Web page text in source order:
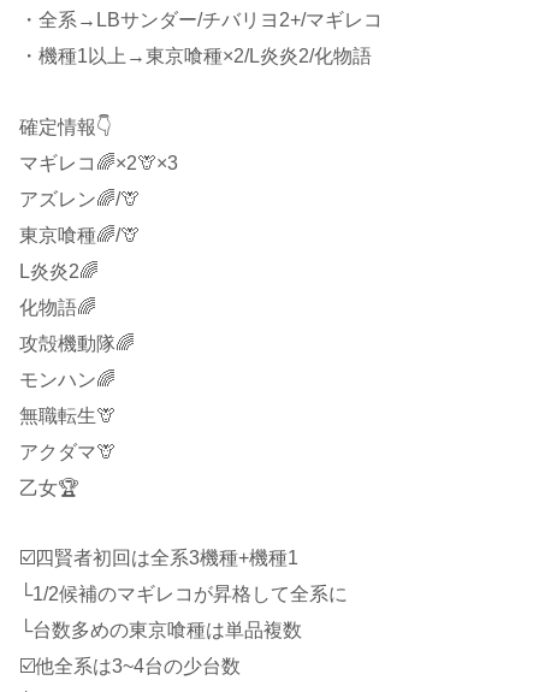
・全系→LBサンダー/チバリヨ2+/マギレコ
・機種1以上→東京喰種×2/L炎炎2/化物語
確定情報👇
マギレコ🌈×2🦒×3
アズレン🌈/🦒
東京喰種🌈/🦒
L炎炎2🌈
化物語🌈
攻殻機動隊🌈
モンハン🌈
無職転生🦒
アクダマ🦒
乙女🏆
☑️四賢者初回は全系3機種+機種1
└1/2候補のマギレコが昇格して全系に
└台数多めの東京喰種は単品複数
☑️他全系は3~4台の少台数